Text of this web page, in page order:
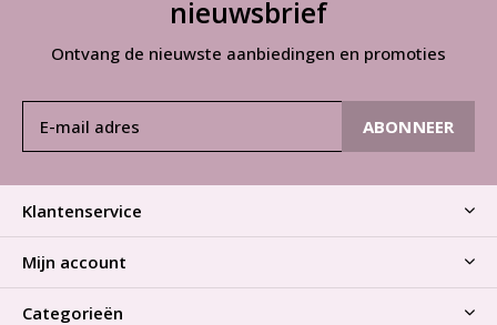
nieuwsbrief
Ontvang de nieuwste aanbiedingen en promoties
ABONNEER
Klantenservice
Mijn account
Categorieën